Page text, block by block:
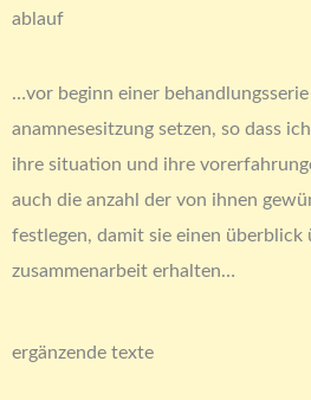
ablauf
…vor beginn einer
anamnesesitzung setzen, so dass
ihre situation und ihre
auch die anzahl der von ihnen
festlegen, damit sie einen überblick
zusammenarbeit erhalten…
ergänzende texte